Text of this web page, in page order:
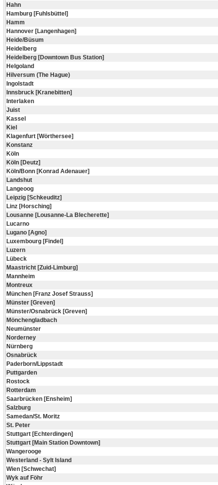
Hahn
Hamburg [Fuhlsbüttel]
Hamm
Hannover [Langenhagen]
Heide/Büsum
Heidelberg
Heidelberg [Downtown Bus Station]
Helgoland
Hilversum (The Hague)
Ingolstadt
Innsbruck [Kranebitten]
Interlaken
Juist
Kassel
Kiel
Klagenfurt [Wörthersee]
Konstanz
Köln
Köln [Deutz]
Köln/Bonn [Konrad Adenauer]
Landshut
Langeoog
Leipzig [Schkeuditz]
Linz [Horsching]
Lousanne [Lousanne-La Blecherette]
Lucarno
Lugano [Agno]
Luxembourg [Findel]
Luzern
Lübeck
Maastricht [Zuid-Limburg]
Mannheim
Montreux
München [Franz Josef Strauss]
Münster [Greven]
Münster/Osnabrück [Greven]
Mönchengladbach
Neumünster
Norderney
Nürnberg
Osnabrück
Paderborn/Lippstadt
Puttgarden
Rostock
Rotterdam
Saarbrücken [Ensheim]
Salzburg
Samedan/St. Moritz
St. Peter
Stuttgart [Echterdingen]
Stuttgart [Main Station Downtown]
Wangerooge
Westerland - Sylt Island
Wien [Schwechat]
Wyk auf Föhr